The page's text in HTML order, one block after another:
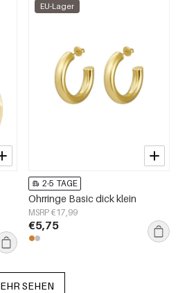
EU-Lager
2-5 TAGE
Ohrringe Basic dick klein
MSRP €17,99
€5,75
SEHEN